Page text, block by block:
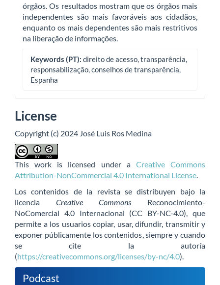
órgãos. Os resultados mostram que os órgãos mais
independentes são mais favoráveis aos cidadãos,
enquanto os mais dependentes são mais restritivos
na liberação de informações.
Keywords (PT): direito de acesso, transparência,
responsabilização, conselhos de transparência,
Espanha
License
Copyright (c) 2024 José Luis Ros Medina
This work is licensed under a Creative Commons
Attribution-NonCommercial 4.0 International License.
Los contenidos de la revista se distribuyen bajo la
licencia Creative Commons Reconocimiento-
NoComercial 4.0 Internacional (CC BY-NC-4.0), que
permite a los usuarios copiar, usar, difundir, transmitir y
exponer públicamente los contenidos, siempre y cuando
se cite la autoría
(https://creativecommons.org/licenses/by-nc/4.0).
Podcast